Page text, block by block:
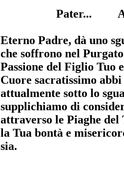
Pater...
Eterno Padre, dà uno
che soffrono nel
Passione del Figlio Tuo
Cuore sacratissimo
attualmente sotto lo
supplichiamo di
attraverso le Piaghe
la Tua bontà e
sia.